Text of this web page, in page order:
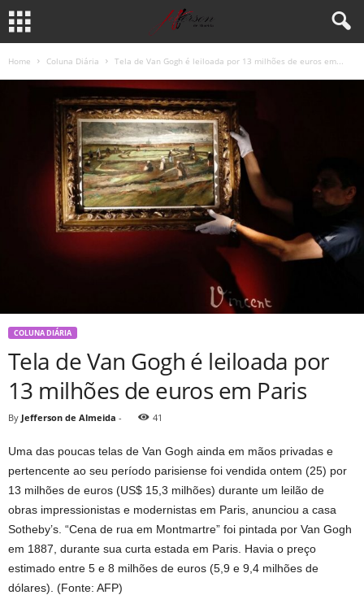
Home Coluna Diária Tela de Van Gogh é leiloada por 13 milhões de euros em...
COLUNA DIÁRIA
Tela de Van Gogh é leiloada por
13 milhões de euros em Paris
By Jefferson de Almeida - 41
Uma das poucas telas de Van Gogh ainda em mãos privadas e
pertencente ao seu período parisiense foi vendida ontem (25) por
13 milhões de euros (US$ 15,3 milhões) durante um leilão de
obras impressionistas e modernistas em Paris, anunciou a casa
Sotheby’s. “Cena de rua em Montmartre” foi pintada por Van Gogh
em 1887, durante sua curta estada em Paris. Havia o preço
estimado entre 5 e 8 milhões de euros (5,9 e 9,4 milhões de
dólares). (Fonte: AFP)